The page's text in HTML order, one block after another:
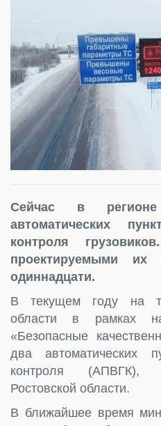
Сейчас в
автоматических
контроля
проектируемыми
одиннадцати.
В текущем году на
области в рамках
«Безопасные
два автоматических
контроля (АПВГК),
Ростовской области.
В ближайшее время